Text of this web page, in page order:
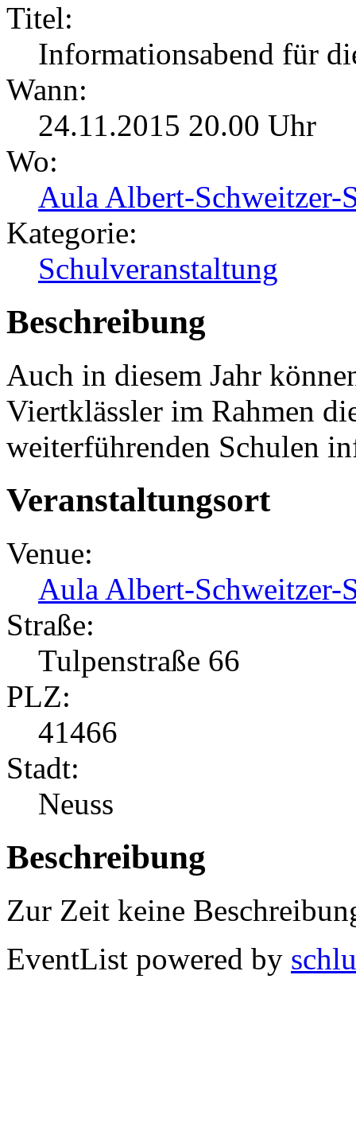
Titel:
Informationsabend für
Wann:
24.11.2015 20.00 Uhr
Wo:
Aula Albert-Schweitzer-
Kategorie:
Schulveranstaltung
Beschreibung
Auch in diesem Jahr
Viertklässler im Rahmen
weiterführenden Schulen
Veranstaltungsort
Venue:
Aula Albert-Schweitzer-
Straße:
Tulpenstraße 66
PLZ:
41466
Stadt:
Neuss
Beschreibung
Zur Zeit keine
EventList powered by